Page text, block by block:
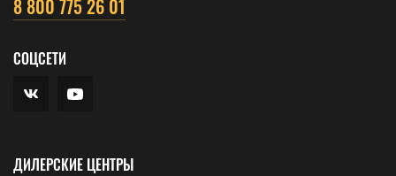
8 800 775 26 01
СОЦСЕТИ
ДИЛЕРСКИЕ ЦЕНТРЫ